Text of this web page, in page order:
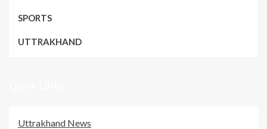
SPORTS
UTTRAKHAND
Uttrakhand News